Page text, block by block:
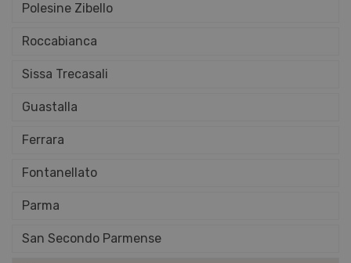
Polesine Zibello
Roccabianca
Sissa Trecasali
Guastalla
Ferrara
Fontanellato
Parma
San Secondo Parmense